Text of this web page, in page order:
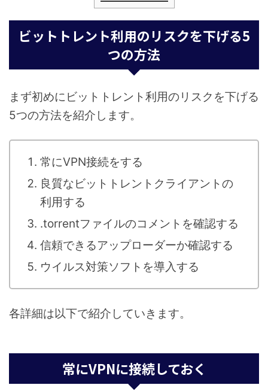
ビットトレント利用のリスクを下げる5
つの方法
まず初めにビットトレント利用のリスクを下げる
5つの方法を紹介します。
常にVPN接続をする
良質なビットトレントクライアントの
利用する
.torrentファイルのコメントを確認する
信頼できるアップローダーか確認する
ウイルス対策ソフトを導入する
各詳細は以下で紹介していきます。
常にVPNに接続しておく